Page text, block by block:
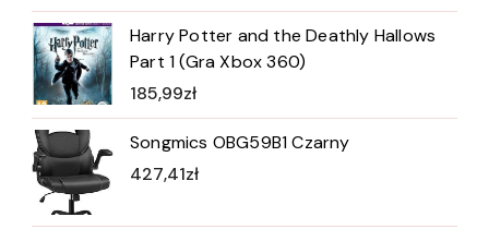
Harry Potter and the Deathly Hallows
Part 1 (Gra Xbox 360)
185,99zł
Songmics OBG59B1 Czarny
427,41zł